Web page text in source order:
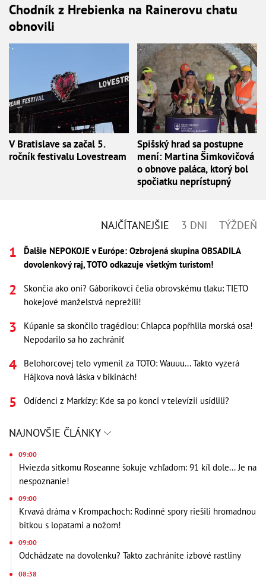
Chodník z Hrebienka na Rainerovu chatu
obnovili
V Bratislave sa začal 5.
ročník festivalu Lovestream
Spišský hrad sa postupne
mení: Martina Šimkovičová
o obnove paláca, ktorý bol
spočiatku neprístupný
NAJČÍTANEJŠIE 3 DNI TÝŽDEŇ
Ďalšie NEPOKOJE v Európe: Ozbrojená skupina OBSADILA
dovolenkový raj, TOTO odkazuje všetkým turistom!
Skončia ako oni? Gáboríkovci čelia obrovskému tlaku: TIETO
hokejové manželstvá neprežili!
Kúpanie sa skončilo tragédiou: Chlapca popŕhlila morská osa!
Nepodarilo sa ho zachrániť
Belohorcovej telo vymenil za TOTO: Wauuu... Takto vyzerá
Hájkova nová láska v bikinách!
Odídenci z Markízy: Kde sa po konci v televízii usídlili?
NAJNOVŠIE ČLÁNKY
09:00
Hviezda sitkomu Roseanne šokuje vzhľadom: 91 kíl dole... Je na
nespoznanie!
09:00
Krvavá dráma v Krompachoch: Rodinné spory riešili hromadnou
bitkou s lopatami a nožom!
09:00
Odchádzate na dovolenku? Takto zachránite izbové rastliny
08:38